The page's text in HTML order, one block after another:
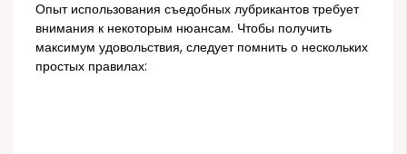
Опыт использования съедобных лубрикантов требует
внимания к некоторым нюансам. Чтобы получить
максимум удовольствия, следует помнить о нескольких
простых правилах: